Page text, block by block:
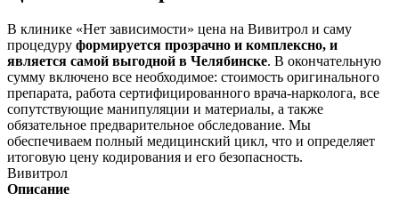
В клинике «Нет зависимости» цена на Вивитрол и саму
процедуру формируется прозрачно и комплексно, и
является самой выгодной в Челябинске. В окончательную
сумму включено все необходимое: стоимость оригинального
препарата, работа сертифицированного врача-нарколога, все
сопутствующие манипуляции и материалы, а также
обязательное предварительное обследование. Мы
обеспечиваем полный медицинский цикл, что и определяет
итоговую цену кодирования и его безопасность.
Вивитрол
Описание